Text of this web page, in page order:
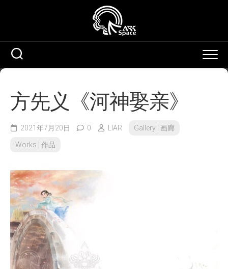
方先义《河神娶亲》
2021年7月20日 0 LIAR Gallery | 画廊
Works | 作品